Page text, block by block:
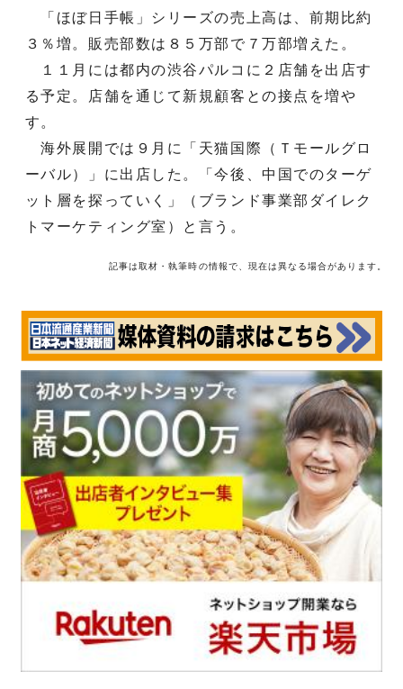
「ほぼ日手帳」シリーズの売上高は、前期比約
３％増。販売部数は８５万部で７万部増えた。
１１月には都内の渋谷パルコに２店舗を出店す
る予定。店舗を通じて新規顧客との接点を増や
す。
海外展開では９月に「天猫国際（Ｔモールグロ
ーバル）」に出店した。「今後、中国でのターゲ
ット層を探っていく」（ブランド事業部ダイレク
トマーケティング室）と言う。
記事は取材・執筆時の情報で、現在は異なる場合があります。